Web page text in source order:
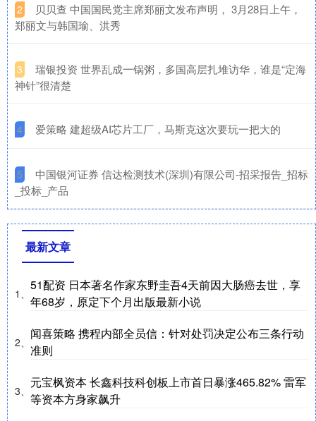
2
​贝贝查 中国国民党主席郑丽文发布声明， 3月28日上午，
郑丽文与韩国瑜、洪秀
3
​瑞银投资 世界乱成一锅粥，多国高层扎堆访华，谁是“定海
神针”很清楚
4 ​爱策略 建超级AI芯片工厂，马斯克这次要玩一把大的
5
​中国银河证券 信达检测技术(深圳)有限公司-招采报告_招标
_投标_产品
最新文章
1、
51配资 日本著名作家东野圭吾4天前因大肠癌去世，享
年68岁，原定下个月出版最新小说
2、
闻喜策略 携程内部全员信：针对处罚决定公布三条行动
准则
3、
元宝枫资本 长鑫科技科创板上市首日暴涨465.82% 雷军
等资本方身家飙升